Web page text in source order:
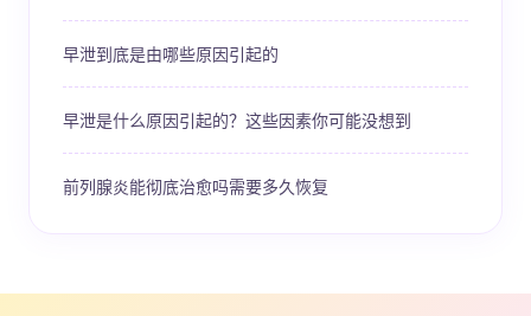
早泄到底是由哪些原因引起的
早泄是什么原因引起的？这些因素你可能没想到
前列腺炎能彻底治愈吗需要多久恢复